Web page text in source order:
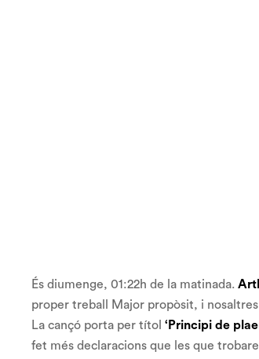
És diumenge, 01:22h de la matinada.
proper treball
Major propòsit, i
La cançó porta per títol ‘Principi de
fet més declaracions que les que